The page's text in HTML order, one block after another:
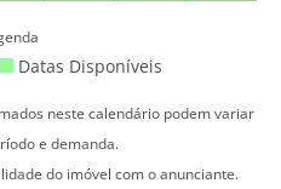
Datas Disponíveis
neste calendário podem variar
e demanda.
do imóvel com o anunciante.